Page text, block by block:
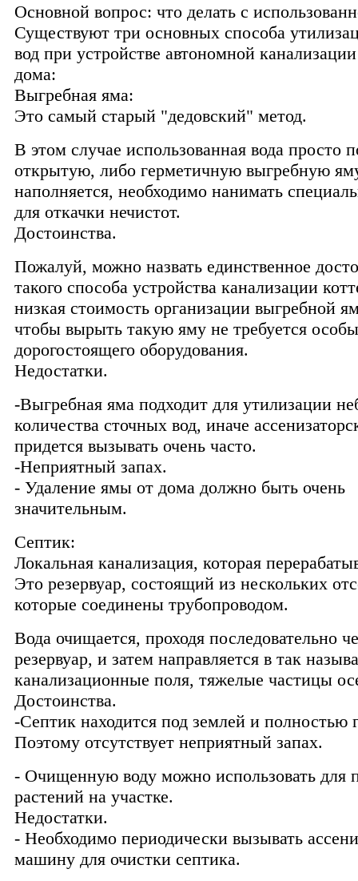
Основной вопрос: что делать с
Существуют три основных способа
вод при устройстве автономной канализации
дома:
Выгребная яма:
Это самый старый "дедовский" метод.
В этом случае использованная вода просто
открытую, либо герметичную выгребную
наполняется, необходимо нанимать
для откачки нечистот.
Достоинства.
Пожалуй, можно назвать единственное
такого способа устройства канализации
низкая стоимость организации выгребной
чтобы вырыть такую яму не требуется
дорогостоящего оборудования.
Недостатки.
-Выгребная яма подходит для утилизации
количества сточных вод, иначе
придется вызывать очень часто.
-Неприятный запах.
- Удаление ямы от дома должно быть очень
значительным.
Септик:
Локальная канализация, которая
Это резервуар, состоящий из нескольких
которые соединены трубопроводом.
Вода очищается, проходя последовательно
резервуар, и затем направляется в так
канализационные поля, тяжелые частицы
Достоинства.
-Септик находится под землей и полностью
Поэтому отсутствует неприятный запах.
- Очищенную воду можно использовать для
растений на участке.
Недостатки.
- Необходимо периодически вызывать
машину для очистки септика.